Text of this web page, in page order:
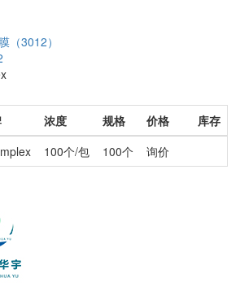
（3012）
浓度 规格 价格
库存
100个/包 100个 询价